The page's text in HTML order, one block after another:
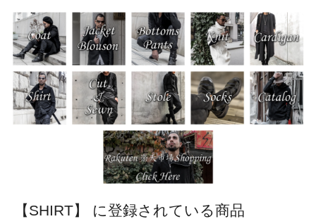
【SHIRT】 に登録されている商品